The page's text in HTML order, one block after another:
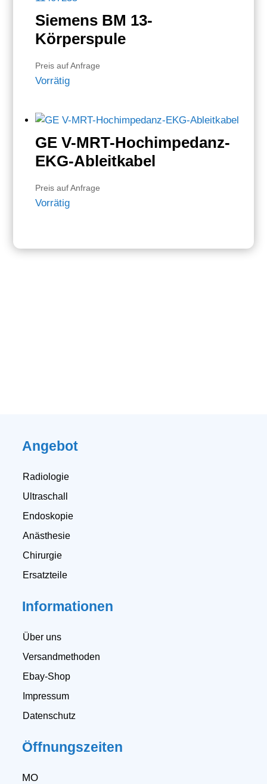
Siemens BM 13-
Körperspule
Preis auf Anfrage
Vorrätig
GE V-MRT-Hochimpedanz-
EKG-Ableitkabel
Preis auf Anfrage
Vorrätig
Angebot
Radiologie
Ultraschall
Endoskopie
Anästhesie
Chirurgie
Ersatzteile
Informationen
Über uns
Versandmethoden
Ebay-Shop
Impressum
Datenschutz
Öffnungszeiten
MO